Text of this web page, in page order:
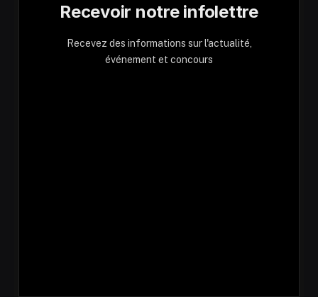
Recevoir notre infolettre
Recevez des informations sur l'actualité,
événement et concours